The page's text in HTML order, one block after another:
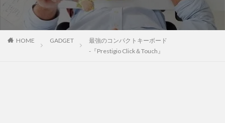
HOME GADGET
最強のコンパクトキーボード
-『Prestigio Click＆Touch』